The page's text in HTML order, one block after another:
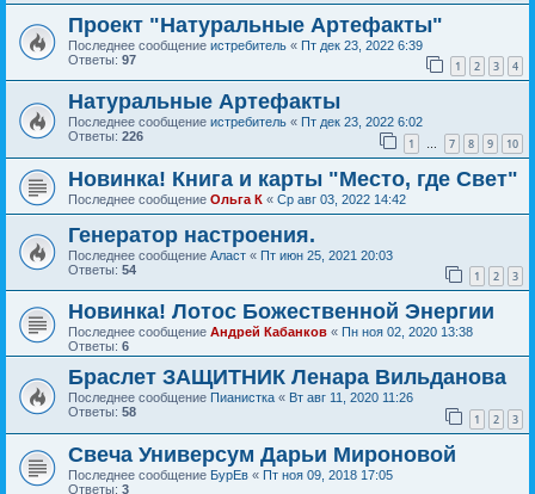
Проект "Натуральные Артефакты"
Последнее сообщение истребитель « Пт дек 23, 2022 6:39
Ответы: 97 1 2 3 4
Натуральные Артефакты
Последнее сообщение истребитель « Пт дек 23, 2022 6:02
Ответы: 226 1 … 7 8 9 10
Новинка! Книга и карты "Место, где Свет"
Последнее сообщение Ольга К « Ср авг 03, 2022 14:42
Генератор настроения.
Последнее сообщение Аласт « Пт июн 25, 2021 20:03
Ответы: 54 1 2 3
Новинка! Лотос Божественной Энергии
Последнее сообщение Андрей Кабанков « Пн ноя 02, 2020 13:38
Ответы: 6
Браслет ЗАЩИТНИК Ленара Вильданова
Последнее сообщение Пианистка « Вт авг 11, 2020 11:26
Ответы: 58 1 2 3
Свеча Универсум Дарьи Мироновой
Последнее сообщение БурЕв « Пт ноя 09, 2018 17:05
Ответы: 3